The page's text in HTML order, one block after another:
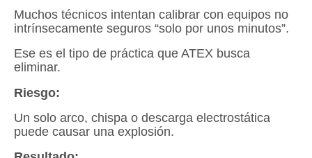
Muchos técnicos intentan calibrar con equipos no
intrínsecamente seguros “solo por unos minutos”.
Ese es el tipo de práctica que ATEX busca
eliminar.
Riesgo:
Un solo arco, chispa o descarga electrostática
puede causar una explosión.